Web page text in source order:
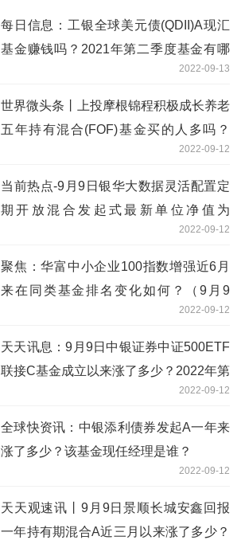
每日信息：工银全球美元债(QDII)A现汇
基金赚钱吗？2021年第二季度基金有哪
2022-09-13
世界微头条丨上投摩根锦程积极成长养老
五年持有混合(FOF)基金买的人多吗？
2020年基金所属公司管理规模有哪些？
2022-09-12
当前热点-9月9日银华大数据灵活配置定
期开放混合发起式最新单位净值为
1.0980元，基金前端申购费是多少？2022-09-12
聚焦：华富中小企业100指数增强近6月
来在同类基金排名变化如何？（9月9
2022-09-12
天天讯息：9月9日中银证券中证500ETF
联接C基金成立以来涨了多少？2022年第
2022-09-12
全球快资讯：中银添利债券发起A一年来
涨了多少？该基金现任经理是谁？
2022-09-12
天天观速讯丨9月9日景顺长城安鑫回报
一年持有期混合A近三月以来涨了多少？